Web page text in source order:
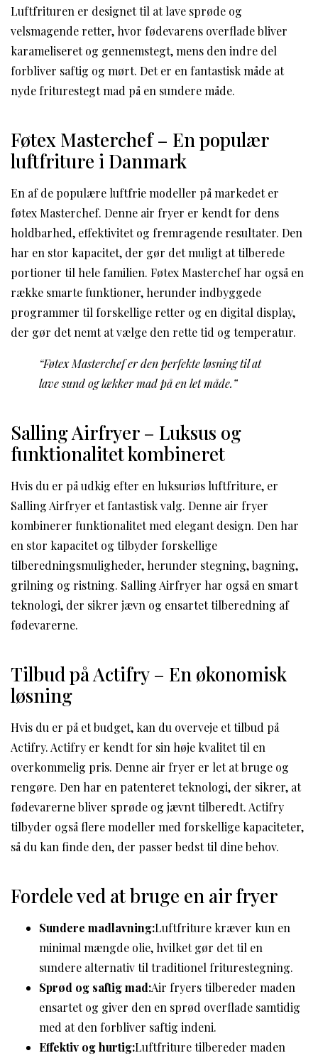
Luftfrituren er designet til at lave sprøde og
velsmagende retter, hvor fødevarens overflade bliver
karameliseret og gennemstegt, mens den indre del
forbliver saftig og mørt. Det er en fantastisk måde at
nyde friturestegt mad på en sundere måde.
Føtex Masterchef – En populær
luftfriture i Danmark
En af de populære luftfrie modeller på markedet er
føtex Masterchef. Denne air fryer er kendt for dens
holdbarhed, effektivitet og fremragende resultater. Den
har en stor kapacitet, der gør det muligt at tilberede
portioner til hele familien. Føtex Masterchef har også en
række smarte funktioner, herunder indbyggede
programmer til forskellige retter og en digital display,
der gør det nemt at vælge den rette tid og temperatur.
“Føtex Masterchef er den perfekte løsning til at
lave sund og lækker mad på en let måde.”
Salling Airfryer – Luksus og
funktionalitet kombineret
Hvis du er på udkig efter en luksuriøs luftfriture, er
Salling Airfryer et fantastisk valg. Denne air fryer
kombinerer funktionalitet med elegant design. Den har
en stor kapacitet og tilbyder forskellige
tilberedningsmuligheder, herunder stegning, bagning,
grilning og ristning. Salling Airfryer har også en smart
teknologi, der sikrer jævn og ensartet tilberedning af
fødevarerne.
Tilbud på Actifry – En økonomisk
løsning
Hvis du er på et budget, kan du overveje et tilbud på
Actifry. Actifry er kendt for sin høje kvalitet til en
overkommelig pris. Denne air fryer er let at bruge og
rengøre. Den har en patenteret teknologi, der sikrer, at
fødevarerne bliver sprøde og jævnt tilberedt. Actifry
tilbyder også flere modeller med forskellige kapaciteter,
så du kan finde den, der passer bedst til dine behov.
Fordele ved at bruge en air fryer
Sundere madlavning:Luftfriture kræver kun en
minimal mængde olie, hvilket gør det til en
sundere alternativ til traditionel friturestegning.
Sprød og saftig mad:Air fryers tilbereder maden
ensartet og giver den en sprød overflade samtidig
med at den forbliver saftig indeni.
Effektiv og hurtig:Luftfriture tilbereder maden